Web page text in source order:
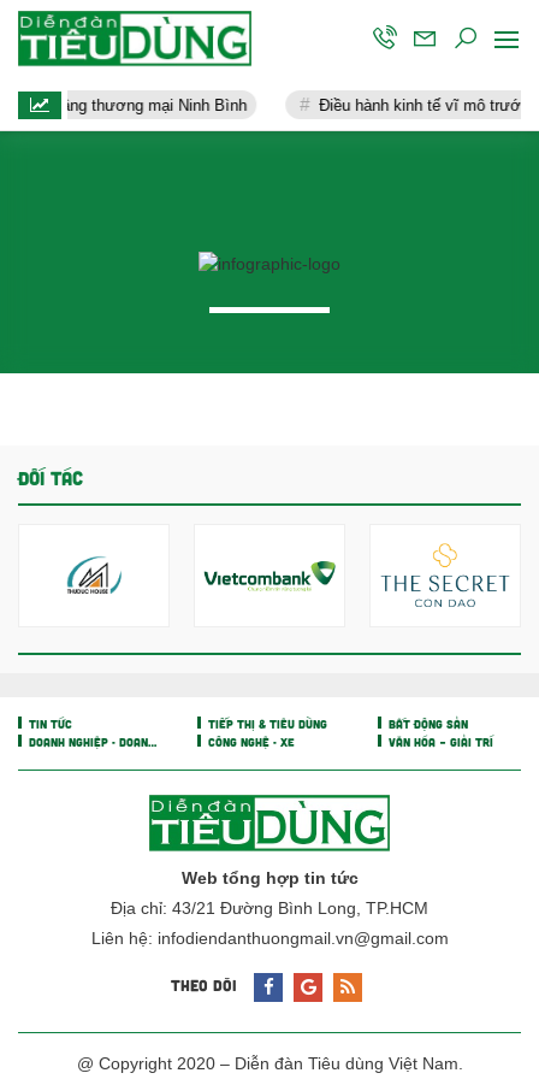
hạ tầng thương mại Ninh Bình Điều hành kinh tế vĩ mô trước
ĐỐI TÁC
TIN TỨC TIẾP THỊ & TIÊU DÙNG
BẤT ĐỘNG SẢN
DOANH NGHIỆP - DOANH NHÂN
CÔNG NGHỆ - XE VĂN HÓA – GIẢI TRÍ
Web tổng hợp tin tức
Địa chỉ: 43/21 Đường Bình Long, TP.HCM
Liên hệ: infodiendanthuongmail.vn@gmail.com
THEO DÕI
@ Copyright 2020 – Diễn đàn Tiêu dùng Việt Nam.